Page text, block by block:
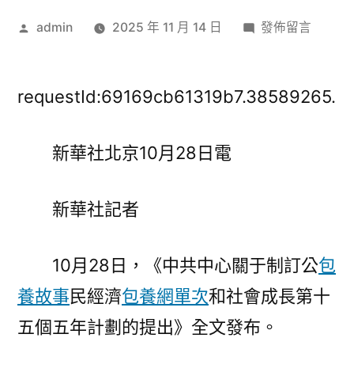
作
admin 2025 年 11 月 14 日
在
專
五”
計
發佈留言
requestId:69169cb61319b7.38589265.
新華社北京10月28日電
新華社記者
10月28日，《中共中心關于制訂公包
養故事民經濟包養網單次和社會成長第十
五個五年計劃的提出》全文發布。